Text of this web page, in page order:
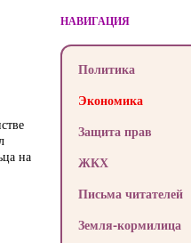
на
НАВИГАЦИЯ
Политика
Экономика
Защита прав
ЖКХ
Письма читателей
Земля-кормилица